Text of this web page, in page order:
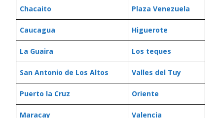
Chacaito Plaza Venezuela
Caucagua Higuerote
La Guaira Los teques
San Antonio de Los Altos Valles del Tuy
Puerto la Cruz Oriente
Maracay Valencia